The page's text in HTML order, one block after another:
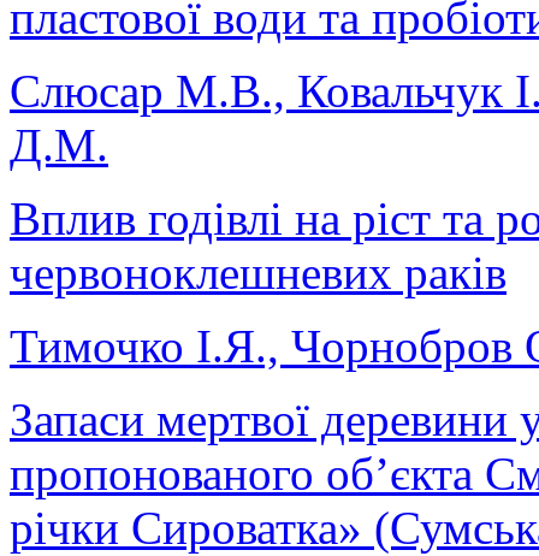
пластової води та
Слюсар М.В., Ковальчук
Д.М.
Вплив годівлі на ріст та
червоноклешневих раків
Тимочко І.Я.,
Запаси мертвої деревини
пропонованого об’єкта
річки Сироватка»